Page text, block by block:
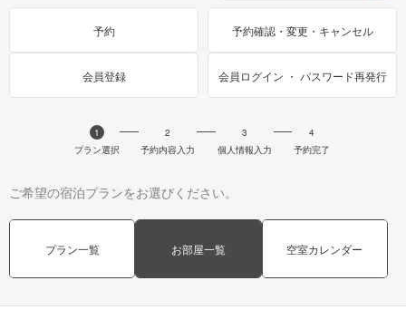
予約 予約確認・変更・キャンセル
会員登録 会員ログイン ・ パスワード再発行
1
プラン選択
2
予約内容入力
3
個人情報入力
4
予約完了
ご希望の宿泊プランをお選びください。
プラン一覧 お部屋一覧 空室カレンダー